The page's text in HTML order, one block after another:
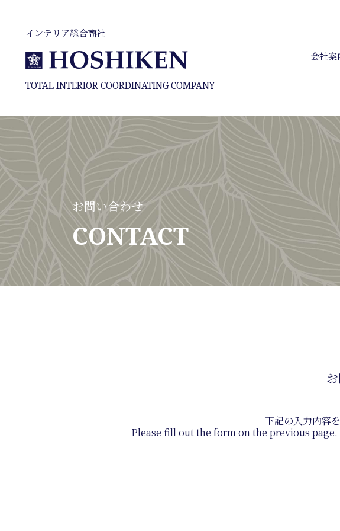
インテリア総合商社
TOTAL INTERIOR COORDINATING COMPANY
会社案
お問い合わせ
CONTACT
下記の入力内容
Please fill out the form on the previous page.